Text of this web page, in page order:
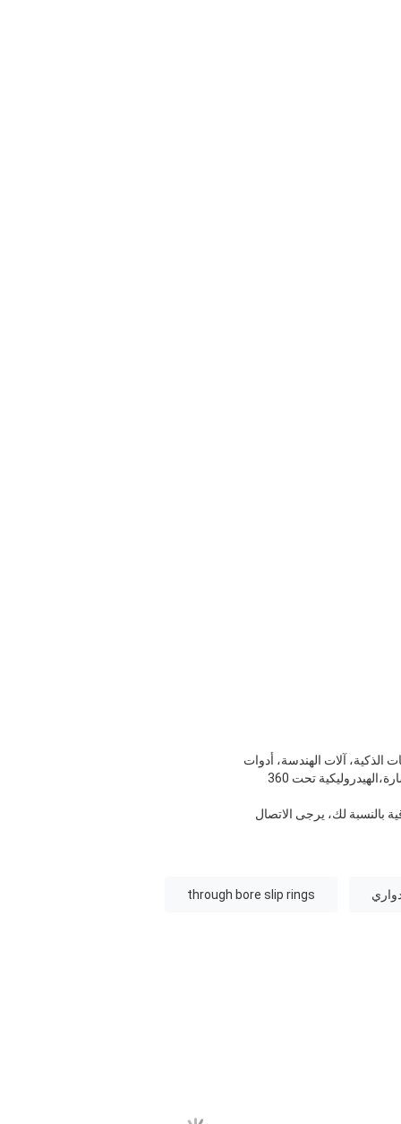
الذكية، آلات الهندسة، أدوات
القياس، المعدات الوسيطة،آلات التعبئة والتغليفوخاصة في مجال النقل المستمر للطاقة المتوسطة والضغط، الإشارة،الهيدروليكية تحت 360
بالنسبة لك، يرجى الاتصال
through bore slip rings